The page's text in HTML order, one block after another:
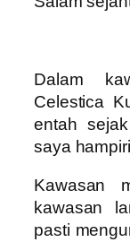
Dalam
Celestica
entah
saya
Kawasan
kawasan
pasti